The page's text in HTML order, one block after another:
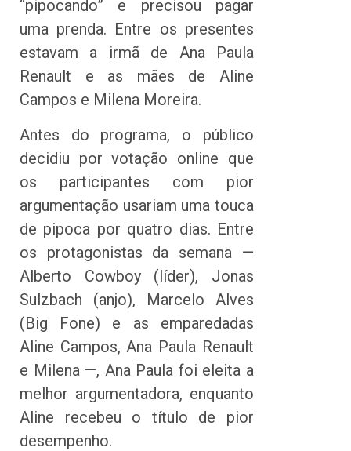
“pipocando” e precisou pagar
uma prenda. Entre os presentes
estavam a irmã de Ana Paula
Renault e as mães de Aline
Campos e Milena Moreira.
Antes do programa, o público
decidiu por votação online que
os participantes com pior
argumentação usariam uma touca
de pipoca por quatro dias. Entre
os protagonistas da semana —
Alberto Cowboy (líder), Jonas
Sulzbach (anjo), Marcelo Alves
(Big Fone) e as emparedadas
Aline Campos, Ana Paula Renault
e Milena —, Ana Paula foi eleita a
melhor argumentadora, enquanto
Aline recebeu o título de pior
desempenho.